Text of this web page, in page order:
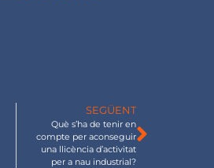
SEGÜENT
Què s’ha de tenir en
compte per aconseguir
una llicència d’activitat
per a nau industrial?